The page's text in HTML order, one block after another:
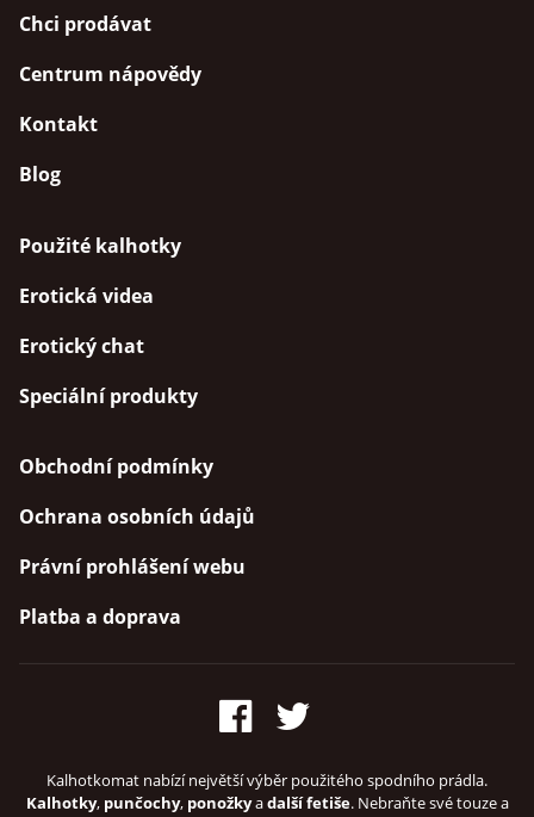
Chci prodávat
Centrum nápovědy
Kontakt
Blog
Použité kalhotky
Erotická videa
Erotický chat
Speciální produkty
Obchodní podmínky
Ochrana osobních údajů
Právní prohlášení webu
Platba a doprava
Kalhotkomat nabízí největší výběr použitého spodního prádla.
Kalhotky, punčochy, ponožkyadalší fetiše. Nebraňte své touze a